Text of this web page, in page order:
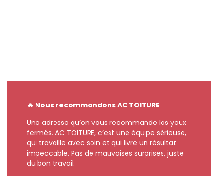
🔥 Nous recommandons AC TOITURE
Une adresse qu’on vous recommande les yeux
fermés. AC TOITURE, c’est une équipe sérieuse,
qui travaille avec soin et qui livre un résultat
impeccable. Pas de mauvaises surprises, juste
du bon travail.